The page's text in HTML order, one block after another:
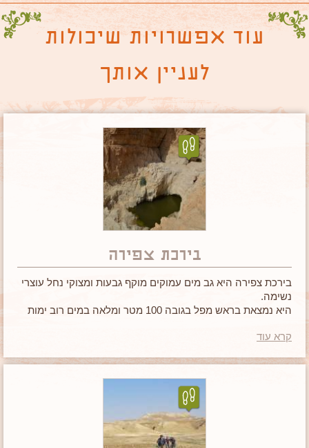
עוד אפשרויות שיכולות
לעניין אותך
בירכת צפירה
בירכת צפירה היא גב מים עמוקים מוקף גבעות ומצוקי נחל עוצרי
נשימה.
היא נמצאת בראש מפל בגובה 100 מטר ומלאה במים רוב ימות
אם הגעתם לאזור, בירכת צפירה
קרא עוד